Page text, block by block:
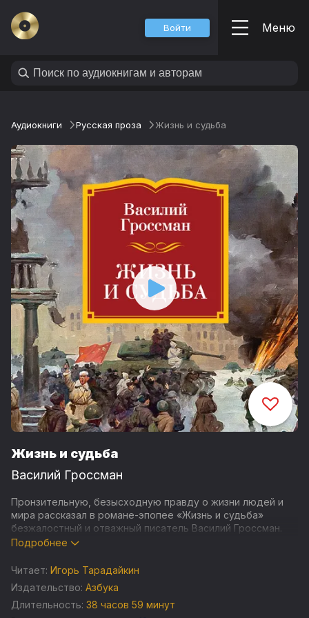
Войти Меню
Аудиокниги Русская проза Жизнь и судьба
Жизнь и судьба
Василий Гроссман
Пронзительную, безысходную правду о жизни людей и
мира рассказал в романе-эпопее «Жизнь и судьба»
безжалостный и отважный писатель Василий Гроссман.
Лучшие герои этой книги неизбежно попадают между
систему, но существенно ли различаются немецкий
свободу и справедливость, но наступят ли они после
победы?
Подробнее
Читает: Игорь Тарадайкин
Издательство: Азбука
Длительность: 38 часов 59 минут